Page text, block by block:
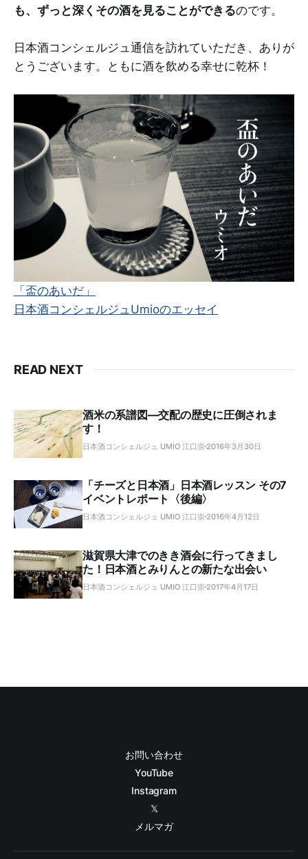
も、ずっと深くその酒を見ることができるのです。
日本酒コンシェルジュ通信を訪れていただき、ありが
とうございます。ともに酒を飲める幸せに乾杯！
「盃のあいだ」
日本酒コンシェルジュUmioのエッセイ
READ NEXT
酒米の系譜図―交配の歴史に圧倒されま
す！
日本酒コンシェルジュ UMIO 江口崇 2016年3月30日
「チーズと日本酒」日本酒レッスン その7
イベントレポート〈後編〉
日本酒コンシェルジュ UMIO 江口崇 2016年4月12日
滋賀県大津でのきき酒会に行ってきまし
た！日本酒とみりんとの新たな出会い
日本酒コンシェルジュ UMIO 江口崇 2017年4月17日
お問い合わせ
YouTube
Instagram
𝕏
メルマガ